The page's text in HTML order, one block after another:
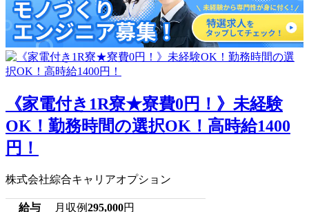
《家電付き1R寮★寮費0円！》未経験
OK！勤務時間の選択OK！高時給1400
円！
株式会社綜合キャリアオプション
給与 月収例295,000円